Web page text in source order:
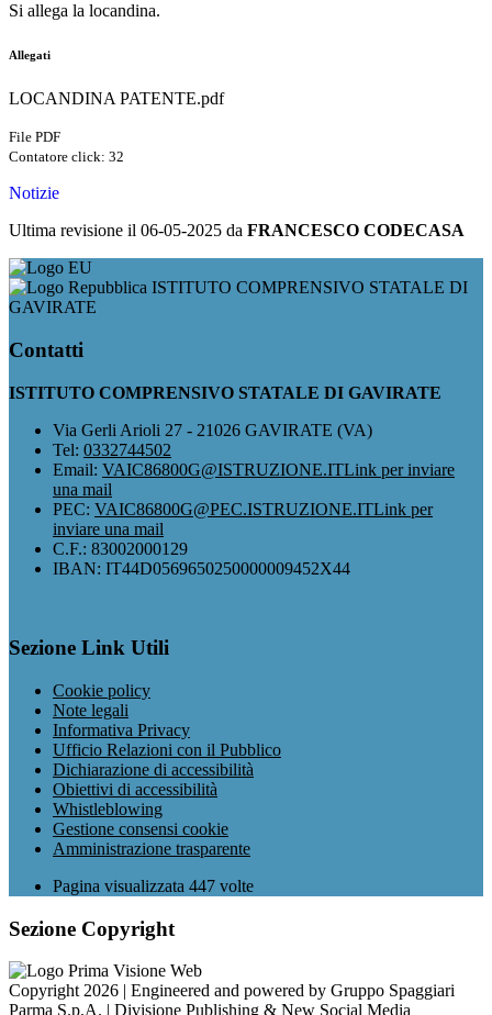
Si allega la locandina.
Allegati
LOCANDINA PATENTE.pdf
File PDF
Contatore click: 32
Notizie
Ultima revisione il 06-05-2025 da FRANCESCO CODECASA
ISTITUTO COMPRENSIVO STATALE DI
GAVIRATE
Contatti
ISTITUTO COMPRENSIVO STATALE DI GAVIRATE
Via Gerli Arioli 27 - 21026 GAVIRATE (VA)
Tel: 0332744502
Email: VAIC86800G@ISTRUZIONE.ITLink per inviare
una mail
PEC: VAIC86800G@PEC.ISTRUZIONE.ITLink per
inviare una mail
C.F.: 83002000129
IBAN: IT44D0569650250000009452X44
Sezione Link Utili
Cookie policy
Note legali
Informativa Privacy
Ufficio Relazioni con il Pubblico
Dichiarazione di accessibilità
Obiettivi di accessibilità
Whistleblowing
Gestione consensi cookie
Amministrazione trasparente
Pagina visualizzata 447 volte
Sezione Copyright
Copyright 2026 | Engineered and powered by Gruppo Spaggiari
Parma S.p.A. | Divisione Publishing & New Social Media